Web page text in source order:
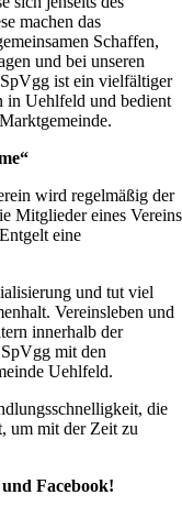
machen das
Schaffen,
und bei unseren
ist ein vielfältiger
in Uehlfeld und bedient
wird regelmäßig der
Mitglieder eines Vereins
eine
und tut viel
Vereinsleben und
innerhalb der
mit den
Uehlfeld.
die
um mit der Zeit zu
Facebook!